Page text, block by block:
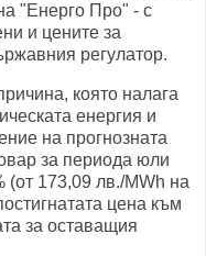
"Енерго Про" - с
и цените за
регулатор.
която налага
енергия и
на прогнозната
за периода юли
(от 173,09 лв./MWh на
цена към
за оставащия